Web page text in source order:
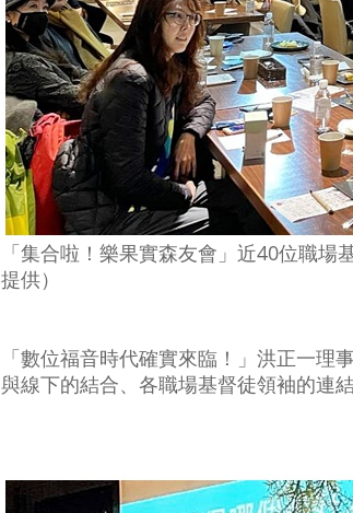
「集合啦！樂果實森友會」近40位職
提供）
「數位福音時代確實來臨！」洪正一
與線下的結合、各職場基督徒領袖的連